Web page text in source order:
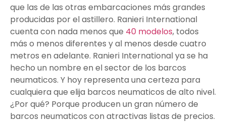
que las de las otras embarcaciones más grandes
producidas por el astillero. Ranieri International
cuenta con nada menos que 40 modelos, todos
más o menos diferentes y al menos desde cuatro
metros en adelante. Ranieri International ya se ha
hecho un nombre en el sector de los barcos
neumaticos. Y hoy representa una certeza para
cualquiera que elija barcos neumaticos de alto nivel.
¿Por qué? Porque producen un gran número de
barcos neumaticos con atractivas listas de precios.